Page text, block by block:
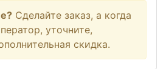
Сделайте заказ, а когда
уточните,
скидка.